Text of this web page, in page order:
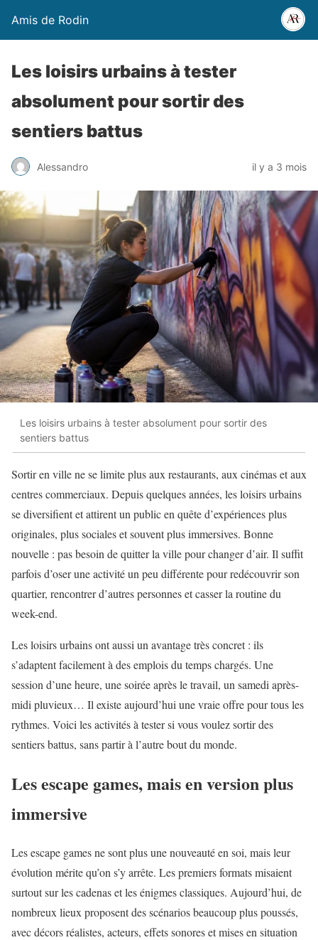
Amis de Rodin
Les loisirs urbains à tester
absolument pour sortir des
sentiers battus
Alessandro il y a 3 mois
Les loisirs urbains à tester absolument pour sortir des
sentiers battus
Sortir en ville ne se limite plus aux restaurants, aux cinémas et aux
centres commerciaux. Depuis quelques années, les loisirs urbains
se diversifient et attirent un public en quête d’expériences plus
originales, plus sociales et souvent plus immersives. Bonne
nouvelle : pas besoin de quitter la ville pour changer d’air. Il suffit
parfois d’oser une activité un peu différente pour redécouvrir son
quartier, rencontrer d’autres personnes et casser la routine du
week-end.
Les loisirs urbains ont aussi un avantage très concret : ils
s’adaptent facilement à des emplois du temps chargés. Une
session d’une heure, une soirée après le travail, un samedi après-
midi pluvieux… Il existe aujourd’hui une vraie offre pour tous les
rythmes. Voici les activités à tester si vous voulez sortir des
sentiers battus, sans partir à l’autre bout du monde.
Les escape games, mais en version plus
immersive
Les escape games ne sont plus une nouveauté en soi, mais leur
évolution mérite qu’on s’y arrête. Les premiers formats misaient
surtout sur les cadenas et les énigmes classiques. Aujourd’hui, de
nombreux lieux proposent des scénarios beaucoup plus poussés,
avec décors réalistes, acteurs, effets sonores et mises en situation